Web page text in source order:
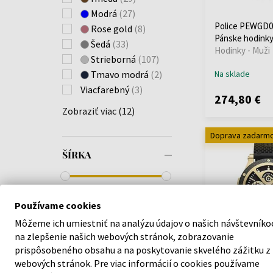
Jacques Lemans
(+192)
Jaguar (+248)
JDM Military(+1)
Jowissa
Lacoste(+20)
Lorus(+219)
Marc Jacobs
Maserati(+345)
Maurice Lacroix
Michael Kors(+697)
Mondaine(+60)
Morellato (+9)
MVMT (+8)
Electrical(5)
Fast Lane(1)
Gobustan(1)
Gotham(1)
Greenlane(1)
Grille(7)
Jet(3)
Lanshu(1)
Levuka
Makati(2)
Marmol(1)
Mensor (9)
Montaria(2)
Modrá (27)
Rose gold (8)
Šedá (33)
Strieborná (107)
Tmavo modrá (2)
Viacfarebný(3)
Zobraziť viac (12)
ŠÍRKA
FARBA REMIENKA
Police
Pánske hodinky
Hodinky - Muži
Na sklade
274,80 €
Doprava
Police
Používame cookies
Môžeme ich umiestniť na analýzu údajov o našich
na zlepšenie našich webových stránok, zobrazovanie
prispôsobeného obsahu a na poskytovanie skvelého zážitku z
webových stránok. Pre viac informácií o cookies používame